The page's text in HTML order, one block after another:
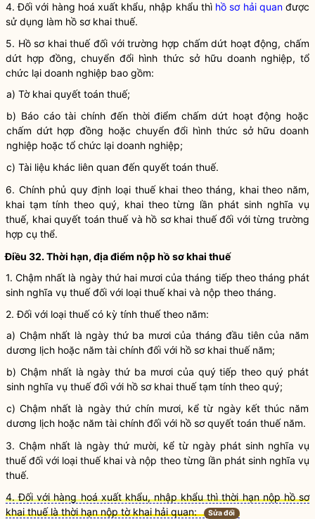
4. Đối với hàng hoá xuất khẩu, nhập khẩu thì hồ sơ hải quanđược
sử dụng làm hồ sơ khai thuế.
5. Hồ sơ khai thuế đối với trường hợp chấm dứt hoạt động, chấm
dứt hợp đồng, chuyển đổi hình thức sở hữu doanh nghiệp, tổ
chức lại doanh nghiệp bao gồm:
a) Tờ khai quyết toán thuế;
b) Báo cáo tài chính đến thời điểm chấm dứt hoạt động hoặc
chấm dứt hợp đồng hoặc chuyển đổi hình thức sở hữu doanh
nghiệp hoặc tổ chức lại doanh nghiệp;
c) Tài liệu khác liên quan đến quyết toán thuế.
6. Chính phủ quy định loại thuế khai theo tháng, khai theo năm,
khai tạm tính theo quý, khai theo từng lần phát sinh nghĩa vụ
thuế, khai quyết toán thuếvà hồ sơ khai thuế đối với từng trường
hợp cụ thể.
Điều 32. Thời hạn, địa điểm nộp hồ sơ khai thuế
1. Chậm nhất là ngày thứ hai mươi của tháng tiếp theo tháng phát
sinh nghĩa vụ thuế đối với loại thuế khai và nộp theo tháng.
2. Đối với loại thuế có kỳ tính thuếtheo năm:
a) Chậm nhất là ngày thứ ba mươi của tháng đầu tiên của năm
dương lịch hoặc năm tài chính đối với hồ sơ khai thuế năm;
b) Chậm nhất là ngày thứ ba mươi của quý tiếp theo quý phát
sinh nghĩa vụ thuế đối với hồ sơ khai thuế tạm tính theo quý;
c) Chậm nhất là ngày thứ chín mươi, kể từ ngày kết thúc năm
dương lịch hoặc năm tài chính đối với hồ sơ quyết toán thuế năm.
3. Chậm nhất là ngày thứ mười, kể từ ngày phát sinh nghĩa vụ
thuế đối với loại thuế khai và nộp theo từng lần phát sinh nghĩa vụ
thuế.
4. Đối với hàng hoá xuất khẩu, nhập khẩu thì thời hạn nộp hồ sơ
khai thuế là thời hạn nộp tờ khai hải quan:
Sửa đổi